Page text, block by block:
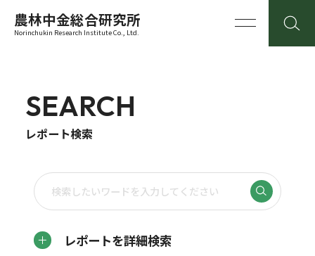
農林中金総合研究所
Norinchukin Research Institute Co., Ltd.
SEARCH
レポート検索
レポートを詳細検索